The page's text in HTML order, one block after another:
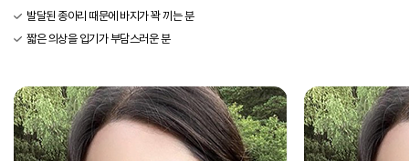
발달된 종아리 때문에 바지가 꽉 끼는 분
짧은 의상을 입기가 부담스러운 분